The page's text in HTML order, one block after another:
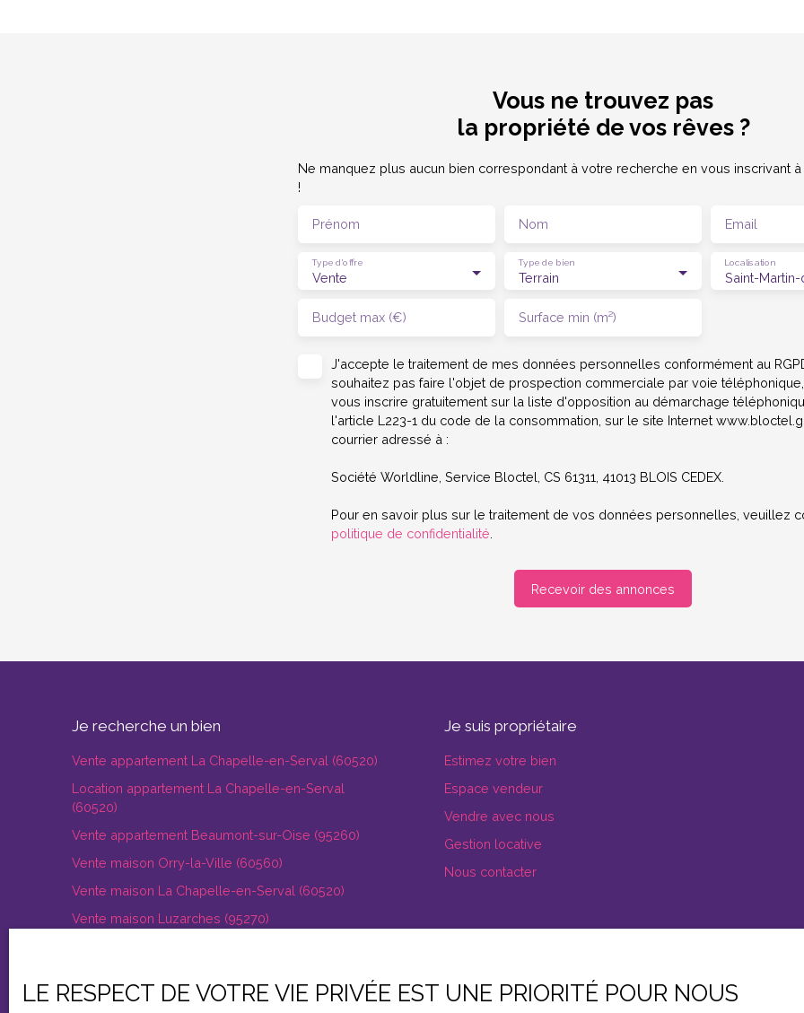
Vous ne trouvez pas
la propriété de vos rêves ?
Ne manquez plus aucun bien correspondant à votre recherche en vous inscrivant
!
Prénom Nom Email
Vente
Type d'offre
Terrain
Type de bien Localisation
Budget max (€) Surface min (m²)
J'accepte le traitement de mes données personnelles conformément au
souhaitez pas faire l'objet de prospection commerciale par voie
vous inscrire gratuitement sur la liste d'opposition au démarchage
l'article L223-1 du code de la consommation, sur le site Internet
courrier adressé à :
Société Worldline, Service Bloctel, CS 61311, 41013 BLOIS CEDEX.
Pour en savoir plus sur le traitement de vos données personnelles, veuillez
politique de confidentialité
Recevoir des annonces
Je recherche un bien
Vente appartement La Chapelle-en-Serval (60520)
Location appartement La Chapelle-en-Serval
(60520)
Vente appartement Beaumont-sur-Oise (95260)
Vente maison Orry-la-Ville (60560)
Vente maison La Chapelle-en-Serval (60520)
Vente maison Luzarches (95270)
Je suis propriétaire
Estimez votre bien
Espace vendeur
Vendre avec nous
Gestion locative
Nous contacter
LE RESPECT DE VOTRE VIE PRIVÉE EST UNE PRIORITÉ POUR NOUS